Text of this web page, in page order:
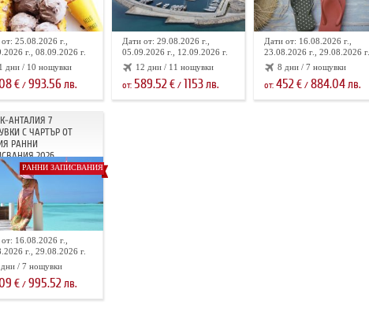
25.08.2026 г.,
г., 08.09.2026 г.
дни / 10 нощувки
€/ 993.56лв.
Дати от: 29.08.2026 г.,
05.09.2026 г., 12.09.2026 г.
12 дни / 11 нощувки
от: 589.52€/ 1153лв.
Дати от: 16.08.2026 г.,
23.08.2026 г., 29.08.2026 г.
8 дни / 7 нощувки
от: 452€/ 884.04лв.
АНТАЛИЯ 7
С ЧАРТЪР ОТ
РАННИ
2026
РАННИ ЗАПИСВАНИЯ
16.08.2026 г.,
г., 29.08.2026 г.
/ 7 нощувки
€/ 995.52лв.